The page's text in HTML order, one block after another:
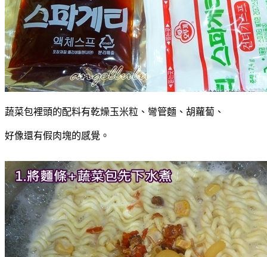
蔬菜包裡頭的配料有乾燥玉米粒、彎管麵、胡蘿蔔、
好像還有假肉塊的感覺。